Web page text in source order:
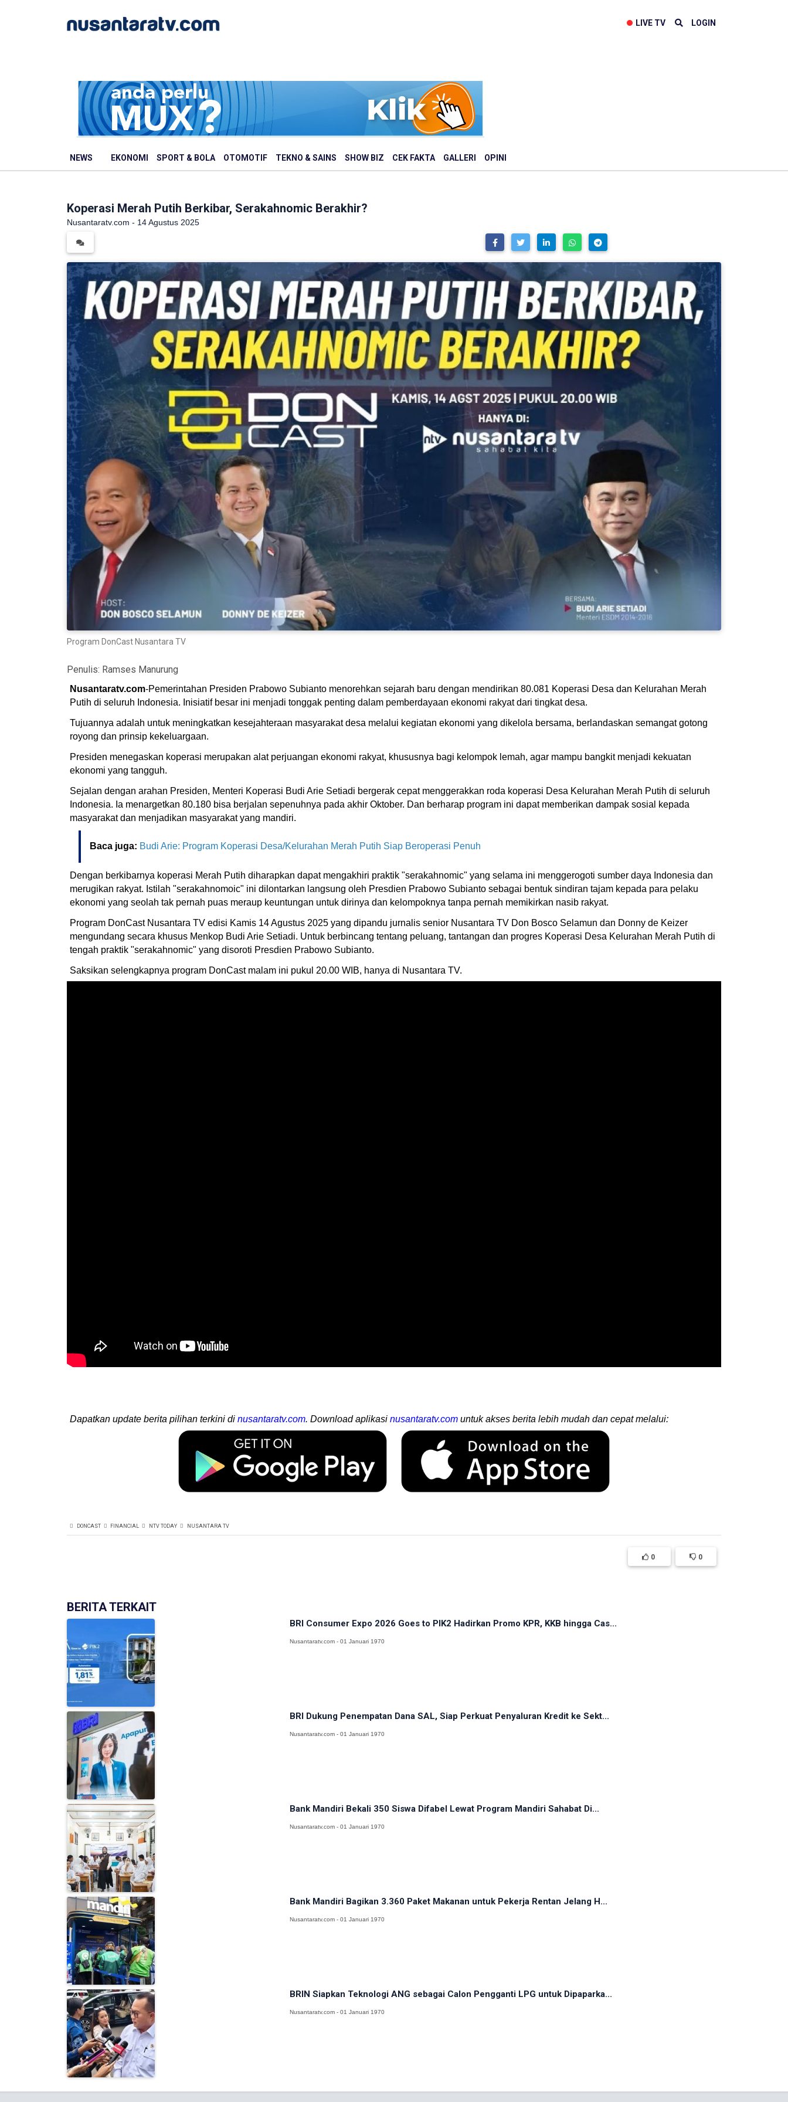
LIVE TV LOGIN
NEWS EKONOMI SPORT & BOLA OTOMOTIF TEKNO & SAINS SHOW BIZ CEK FAKTA GALLERI OPINI
Koperasi Merah Putih Berkibar, Serakahnomic Berakhir?
Nusantaratv.com - 14 Agustus 2025
Program DonCast Nusantara TV
Penulis: Ramses Manurung
Nusantaratv.com-Pemerintahan Presiden Prabowo Subianto menorehkan sejarah baru dengan mendirikan 80.081 Koperasi Desa dan Kelurahan Merah
Putih di seluruh Indonesia. Inisiatif besar ini menjadi tonggak penting dalam pemberdayaan ekonomi rakyat dari tingkat desa.
Tujuannya adalah untuk meningkatkan kesejahteraan masyarakat desa melalui kegiatan ekonomi yang dikelola bersama, berlandaskan semangat gotong
royong dan prinsip kekeluargaan.
Presiden menegaskan koperasi merupakan alat perjuangan ekonomi rakyat, khususnya bagi kelompok lemah, agar mampu bangkit menjadi kekuatan
ekonomi yang tangguh.
Sejalan dengan arahan Presiden, Menteri Koperasi Budi Arie Setiadi bergerak cepat menggerakkan roda koperasi Desa Kelurahan Merah Putih di seluruh
Indonesia. Ia menargetkan 80.180 bisa berjalan sepenuhnya pada akhir Oktober. Dan berharap program ini dapat memberikan dampak sosial kepada
masyarakat dan menjadikan masyarakat yang mandiri.
Baca juga: Budi Arie: Program Koperasi Desa/Kelurahan Merah Putih Siap Beroperasi Penuh
Dengan berkibarnya koperasi Merah Putih diharapkan dapat mengakhiri praktik "serakahnomic" yang selama ini menggerogoti sumber daya Indonesia dan
merugikan rakyat. Istilah "serakahnomoic" ini dilontarkan langsung oleh Presdien Prabowo Subianto sebagai bentuk sindiran tajam kepada para pelaku
ekonomi yang seolah tak pernah puas meraup keuntungan untuk dirinya dan kelompoknya tanpa pernah memikirkan nasib rakyat.
Program DonCast Nusantara TV edisi Kamis 14 Agustus 2025 yang dipandu jurnalis senior Nusantara TV Don Bosco Selamun dan Donny de Keizer
mengundang secara khusus Menkop Budi Arie Setiadi. Untuk berbincang tentang peluang, tantangan dan progres Koperasi Desa Kelurahan Merah Putih di
tengah praktik "serakahnomic" yang disoroti Presdien Prabowo Subianto.
Saksikan selengkapnya program DonCast malam ini pukul 20.00 WIB, hanya di Nusantara TV.
Dapatkan update berita pilihan terkini di nusantaratv.com. Download aplikasi nusantaratv.com untuk akses berita lebih mudah dan cepat melalui:
DONCAST FINANCIAL NTV TODAY NUSANTARA TV
0 0
BERITA TERKAIT
BRI Consumer Expo 2026 Goes to PIK2 Hadirkan Promo KPR, KKB hingga Cas...
Nusantaratv.com - 01 Januari 1970
BRI Dukung Penempatan Dana SAL, Siap Perkuat Penyaluran Kredit ke Sekt...
Nusantaratv.com - 01 Januari 1970
Bank Mandiri Bekali 350 Siswa Difabel Lewat Program Mandiri Sahabat Di...
Nusantaratv.com - 01 Januari 1970
Bank Mandiri Bagikan 3.360 Paket Makanan untuk Pekerja Rentan Jelang H...
Nusantaratv.com - 01 Januari 1970
BRIN Siapkan Teknologi ANG sebagai Calon Pengganti LPG untuk Dipaparka...
Nusantaratv.com - 01 Januari 1970